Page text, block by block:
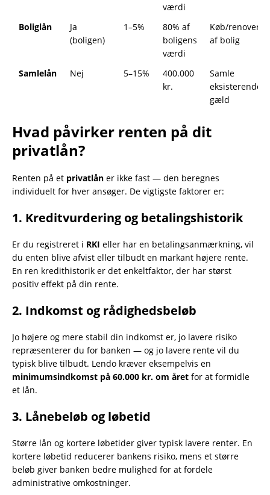
værdi
Boliglån
Ja
(boligen)
1–5%
80% af
boligens
værdi
Køb/
af bolig
Samlelån Nej 5–15%
400.000
kr.
Samle
eksisterende
gæld
Hvad påvirker renten på dit
privatlån?
Renten på et privatlån er ikke fast — den beregnes
individuelt for hver ansøger. De vigtigste faktorer er:
1. Kreditvurdering og betalingshistorik
Er du registreret i RKI eller har en betalingsanmærkning, vil
du enten blive afvist eller tilbudt en markant højere rente.
En ren kredithistorik er det enkeltfaktor, der har størst
positiv effekt på din rente.
2. Indkomst og rådighedsbeløb
Jo højere og mere stabil din indkomst er, jo lavere risiko
repræsenterer du for banken — og jo lavere rente vil du
typisk blive tilbudt. Lendo kræver eksempelvis en
minimumsindkomst på 60.000 kr. om året for at formidle
et lån.
3. Lånebeløb og løbetid
Større lån og kortere løbetider giver typisk lavere renter. En
kortere løbetid reducerer bankens risiko, mens et større
beløb giver banken bedre mulighed for at fordele
administrative omkostninger.